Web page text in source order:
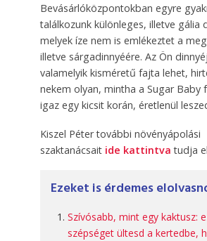
Bevásárlóközpontokban egyre
találkozunk különleges, illetve gália
melyek íze nem is emlékeztet a
illetve sárgadinnyéére. Az Ön
valamelyik kisméretű fajta lehet,
nekem olyan, mintha a Sugar Baby
igaz egy kicsit korán, éretlenül
Kiszel Péter további növényápolási
szaktanácsait ide kattintva tudja
Ezeket is érdemes
Szívósabb, mint egy kaktusz:
szépséget ültesd a kertedbe,